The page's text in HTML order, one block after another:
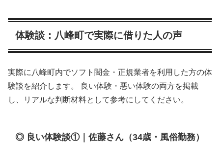
体験談：八峰町で実際に借りた人の声
実際に八峰町内でソフト闇金・正規業者を利用した方の体
験談を紹介します。 良い体験・悪い体験の両方を掲載
し、リアルな判断材料として参考にしてください。
◎ 良い体験談①｜佐藤さん（34歳・風俗勤務）